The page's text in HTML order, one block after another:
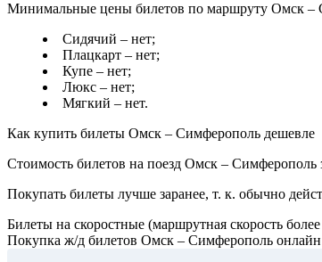
Минимальные цены билетов по маршруту Омск –
Сидячий – нет;
Плацкарт – нет;
Купе – нет;
Люкс – нет;
Мягкий – нет.
Как купить билеты Омск – Симферополь дешевле
Стоимость билетов на поезд Омск – Симферополь
Покупать билеты лучше заранее, т. к. обычно
Билеты на скоростные (маршрутная скорость
Покупка ж/д билетов Омск – Симферополь онлайн